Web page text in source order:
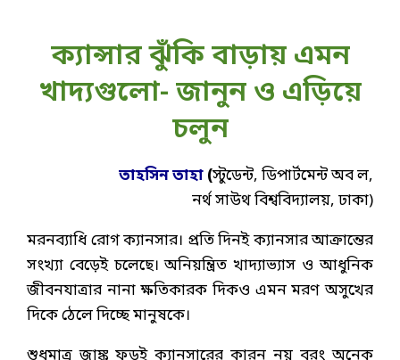
ক্যান্সার ঝুঁকি বাড়ায় এমন
খাদ্যগুলো- জানুন ও এড়িয়ে
চলুন
তাহসিন তাহা (স্টুডেন্ট, ডিপার্টমেন্ট অব ল,
নর্থ সাউথ বিশ্ববিদ্যালয়, ঢাকা)
মরনব্যাধি রোগ ক্যানসার। প্রতি দিনই ক্যানসার আক্রান্তের
সংখ্যা বেড়েই চলেছে। অনিয়ন্ত্রিত খাদ্যাভ্যাস ও আধুনিক
জীবনযাত্রার নানা ক্ষতিকারক দিকও এমন মরণ অসুখের
দিকে ঠেলে দিচ্ছে মানুষকে।
শুধুমাত্র জাঙ্ক ফুডই ক্যানসারের কারন নয় বরং অনেক